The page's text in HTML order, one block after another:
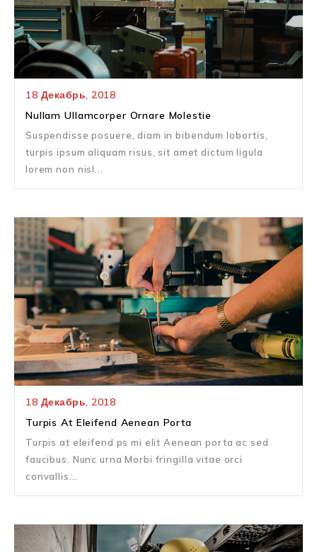
18 Декабрь, 2018
Nullam Ullamcorper Ornare Molestie
Suspendisse posuere, diam in bibendum lobortis,
turpis ipsum aliquam risus, sit amet dictum ligula
lorem non nisl...
18 Декабрь, 2018
Turpis At Eleifend Aenean Porta
Turpis at eleifend ps mi elit Aenean porta ac sed
faucibus. Nunc urna Morbi fringilla vitae orci
convallis...